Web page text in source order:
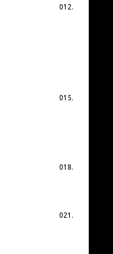
012.
015.
018.
021.